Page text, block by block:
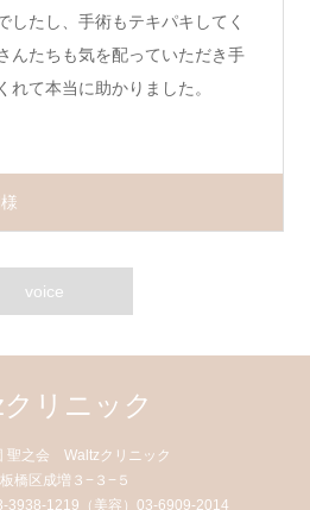
したし、手術もテキパキしてく
んたちも気を配っていただき手
れて本当に助かりました。
voice
リニック
聖之会 Waltzクリニック
橋区成増３−３−５
3938-1219（美容）03-6909-2014